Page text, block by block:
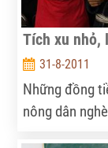
Tích xu nhỏ,
31-8-2011
Những đồng
nông dân